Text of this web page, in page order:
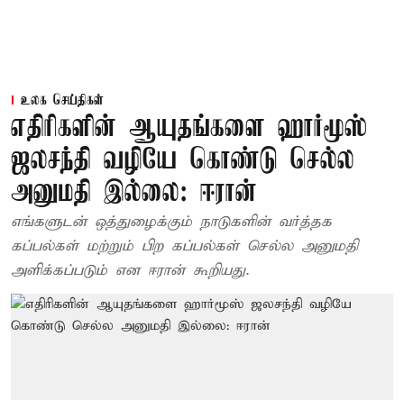
உலக செய்திகள்
எதிரிகளின் ஆயுதங்களை ஹார்மூஸ்
ஜலசந்தி வழியே கொண்டு செல்ல
அனுமதி இல்லை: ஈரான்
எங்களுடன் ஒத்துழைக்கும் நாடுகளின் வர்த்தக
கப்பல்கள் மற்றும் பிற கப்பல்கள் செல்ல அனுமதி
அளிக்கப்படும் என ஈரான் கூறியது.